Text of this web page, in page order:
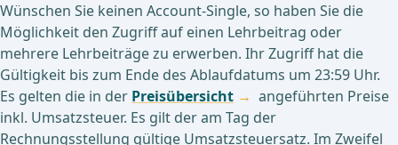
Wünschen Sie keinen Account-Single, so haben Sie die
Möglichkeit den Zugriff auf einen Lehrbeitrag oder
mehrere Lehrbeiträge zu erwerben. Ihr Zugriff hat die
Gültigkeit bis zum Ende des Ablaufdatums um 23:59 Uhr.
Es gelten die in der Preisübersicht
angeführten Preise
inkl. Umsatzsteuer. Es gilt der am Tag der
Rechnungsstellung gültige Umsatzsteuersatz. Im Zweifel